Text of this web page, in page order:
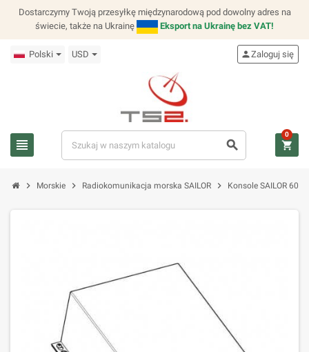
Dostarczymy Twoją przesyłkę międzynarodową pod dowolny adres na
świecie, także na Ukrainę
Eksport na Ukrainę bez VAT!
Polski USD
view_headline search
personZaloguj się
shopping_cart
0
chevron_right Morskie chevron_right Radiokomunikacja morska SAILOR chevron_right Konsole SAILOR 6000